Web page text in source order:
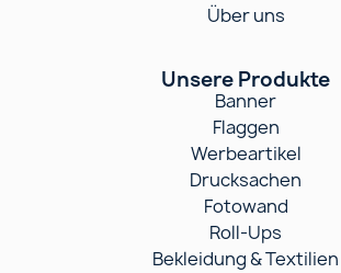
Über uns
Unsere Produkte
Banner
Flaggen
Werbeartikel
Drucksachen
Fotowand
Roll-Ups
Bekleidung & Textilien